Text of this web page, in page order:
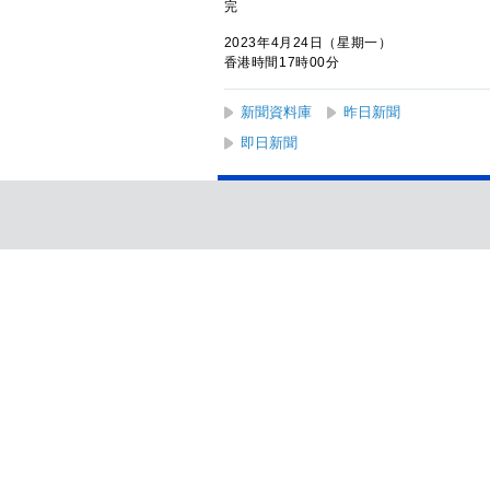
完
2023年4月24日（星期一）
香港時間17時00分
新聞資料庫 昨日新聞
即日新聞